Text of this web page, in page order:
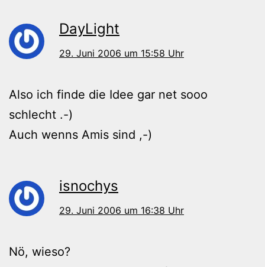
DayLight
29. Juni 2006 um 15:58 Uhr
Also ich finde die Idee gar net sooo
schlecht .-)
Auch wenns Amis sind ,-)
isnochys
29. Juni 2006 um 16:38 Uhr
Nö, wieso?